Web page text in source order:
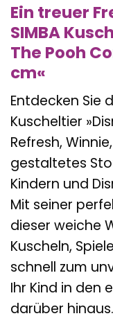
Ein treuer
SIMBA
The Pooh
cm«
Entdecken Sie
Kuscheltier
Refresh,
gestaltetes
Kindern und
Mit seiner
dieser weiche
Kuscheln,
schnell zum
Ihr Kind in den
darüber hinaus.